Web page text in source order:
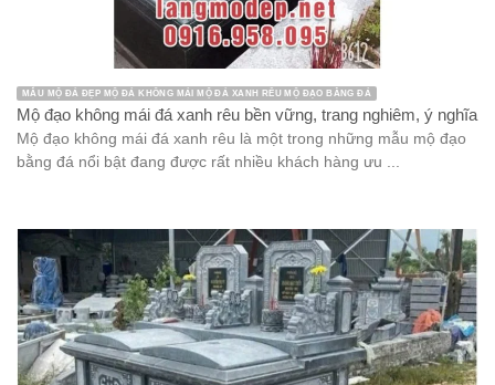
MẪU MỘ ĐÁ ĐẸP MỘ ĐÁ KHÔNG MÁI MỘ ĐÁ XANH RÊU MỘ ĐẠO BẰNG ĐÁ
Mộ đạo không mái đá xanh rêu bền vững, trang nghiêm, ý nghĩa
Mộ đạo không mái đá xanh rêu là một trong những mẫu mộ đạo
bằng đá nổi bật đang được rất nhiều khách hàng ưu ...